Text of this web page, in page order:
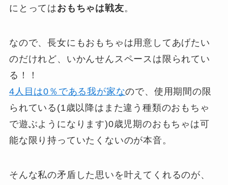
にとってはおもちゃは戦友。
なので、長女にもおもちゃは用意してあげたい
のだけれど、いかんせんスペースは限られてい
る！！
4人目は0％である我が家なので、使用期間の限
られている(1歳以降はまた違う種類のおもちゃ
で遊ぶようになります)0歳児期のおもちゃは可
能な限り持っていたくないのが本音。
そんな私の矛盾した思いを叶えてくれるのが、